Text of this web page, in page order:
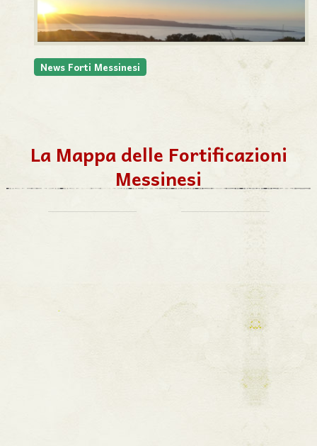
News Forti Messinesi
La Mappa delle Fortificazioni
Messinesi